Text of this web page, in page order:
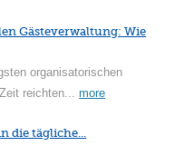
Gästeverwaltung: Wie
organisatorischen
reichten...more
die tägliche...